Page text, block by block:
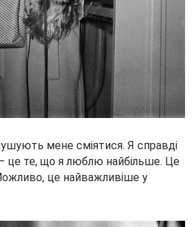
мене сміятися. Я справді
це те, що я люблю найбільше. Це
це найважливіше у